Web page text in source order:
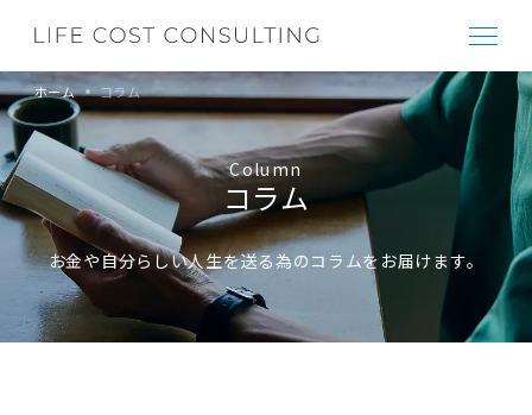
ホーム コラム
Column
コラム
お金や自分らしい人生を送る為のコラムをお届けます。